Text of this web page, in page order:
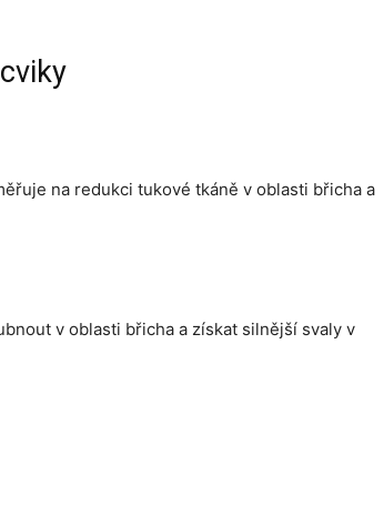
na redukci tukové tkáně v oblasti břicha a
v oblasti břicha a získat silnější svaly v